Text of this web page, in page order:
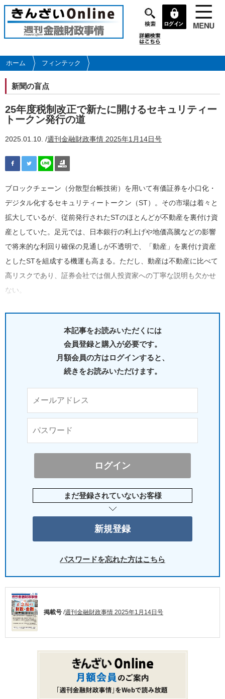
メ
イ
コ
ン
に
移
動
ホーム フィンテック
新聞の盲点
25年度税制改正で新たに開けるセキュリティー
トークン発行の道
2025.01.10. /週刊金融財政事情 2025年1月14日号
ブロックチェーン（分散型台帳技術）を用いて有価証券を小口化・
デジタル化するセキュリティートークン（ST）。その市場は着々と
拡大しているが、従前発行されたSTのほとんどが不動産を裏付け資
産としていた。足元では、日本銀行の利上げや地価高騰などの影響
で将来的な利回り確保の見通しが不透明で、「動産」を裏付け資産
としたSTを組成する機運も高まる。ただし、動産は不動産に比べて
高リスクであり、証券会社では個人投資家への丁寧な説明も欠かせ
ない。
本記事をお読みいただくには
会員登録と購入が必要です。
月額会員の方はログインすると、
続きをお読みいただけます。
まだ登録されていないお客様
パスワードを忘れた方はこちら
掲載号 /週刊金融財政事情 2025年1月14日号